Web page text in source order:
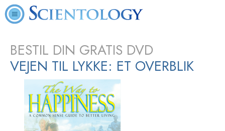
BESTIL DIN GRATIS DVD
VEJEN TIL LYKKE: ET OVERBLIK